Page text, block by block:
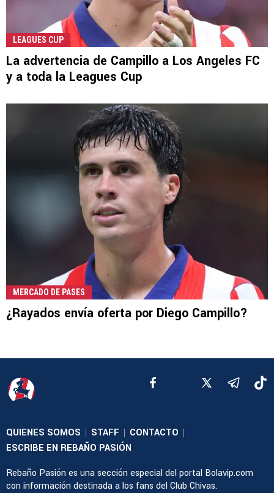
LEAGUES CUP
La advertencia de Campillo a Los Angeles FC
y a toda la Leagues Cup
MERCADO DE PASES
¿Rayados envía oferta por Diego Campillo?
QUIENES SOMOS | STAFF | CONTACTO |
ESCRIBE EN REBAÑO PASIÓN
Rebaño Pasión es una sección especial del portal Bolavip.com
con información destinada a los fans del Club Chivas.